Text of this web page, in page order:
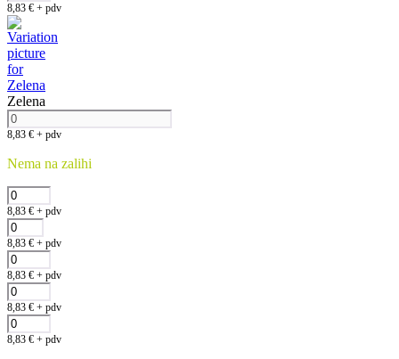
8,83 € + pdv
Zelena
8,83 € + pdv
Nema na zalihi
8,83 € + pdv
8,83 € + pdv
8,83 € + pdv
8,83 € + pdv
8,83 € + pdv